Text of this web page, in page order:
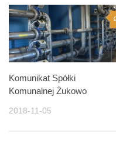
Komunikat Spółki
Komunalnej Żukowo
2018-11-05